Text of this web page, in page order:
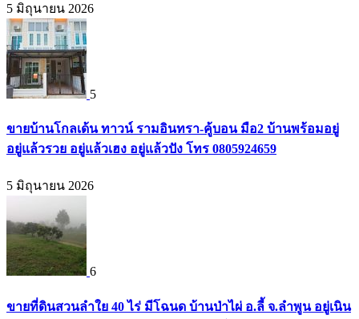
5 มิถุนายน 2026
5
ขายบ้านโกลเด้น ทาวน์ รามอินทรา-คู้บอน มือ2 บ้านพร้อมอยู่
อยู่แล้วรวย อยู่แล้วเฮง อยู่แล้วปัง โทร 0805924659
5 มิถุนายน 2026
6
ขายที่ดินสวนลำใย 40 ไร่ มีโฉนด บ้านป่าไผ่ อ.ลี้ จ.ลำพูน อยู่เนิน